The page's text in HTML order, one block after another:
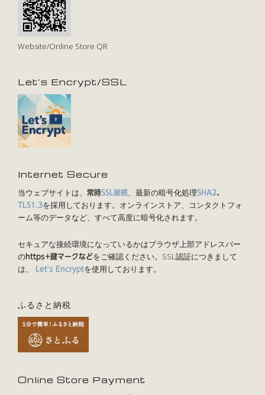
Website/Online Store QR
Let’s Encrypt/SSL
Internet Secure
当ウェブサイトは、 常時SSL接続、最新の暗号化処理SHA2、
TLS1.3を採用しております。オンラインストア、コンタクトフォ
ーム等のデータなど、すべて高度に暗号化されます。
セキュアな接続環境になっているかはブラウザ上部アドレスバー
のhttps+鍵マークなどをご確認ください。SSL認証につきまして
は、
Let's Encryptを使用しております。
ふるさと納税
Online Store Payment